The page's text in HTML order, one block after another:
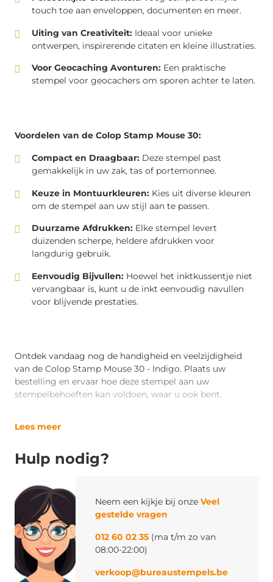
touch toe aan enveloppen, documenten en meer.
Uiting van Creativiteit: Ideaal voor unieke
ontwerpen, inspirerende citaten en kleine illustraties.
Voor Geocaching Avonturen: Een praktische
stempel voor geocachers om sporen achter te laten.
Voordelen van de Colop Stamp Mouse 30:
Compact en Draagbaar: Deze stempel past
gemakkelijk in uw zak, tas of portemonnee.
Keuze in Montuurkleuren: Kies uit diverse kleuren
om de stempel aan uw stijl aan te passen.
Duurzame Afdrukken: Elke stempel levert
duizenden scherpe, heldere afdrukken voor
langdurig gebruik.
Eenvoudig Bijvullen: Hoewel het inktkussentje niet
vervangbaar is, kunt u de inkt eenvoudig navullen
voor blijvende prestaties.
Ontdek vandaag nog de handigheid en veelzijdigheid
van de Colop Stamp Mouse 30 - Indigo. Plaats uw
bestelling en ervaar hoe deze stempel aan uw
stempelbehoeften kan voldoen, waar u ook bent.
Lees meer
Hulp nodig?
Neem een kijkje bij onze Veel
gestelde vragen
012 60 02 35 (ma t/m zo van
08:00-22:00)
verkoop@bureaustempels.be